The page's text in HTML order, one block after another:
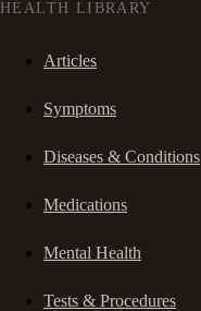
HEALTH LIBRARY
Articles
Symptoms
Diseases & Conditions
Medications
Mental Health
Tests & Procedures